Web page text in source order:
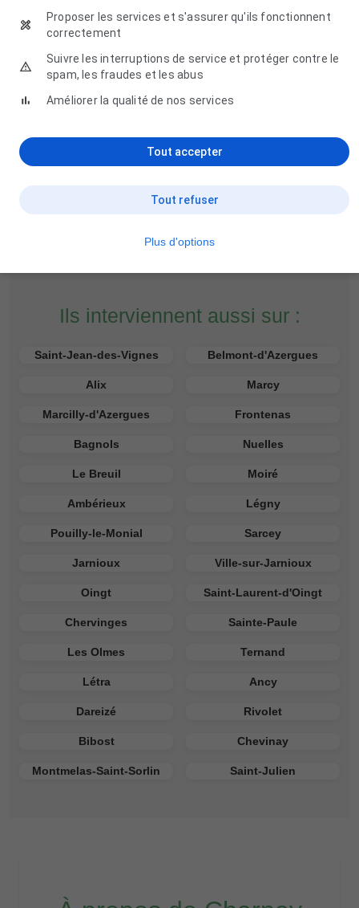
Espace Sérénité
45 Avenue des Lilas, 69380 Charnay
Ils interviennent aussi sur :
Saint-Jean-des-Vignes Belmont-d'Azergues
Alix Marcy
Marcilly-d'Azergues Frontenas
Bagnols Nuelles
Le Breuil Moiré
Ambérieux Légny
Pouilly-le-Monial Sarcey
Jarnioux Ville-sur-Jarnioux
Oingt Saint-Laurent-d'Oingt
Chervinges Sainte-Paule
Les Olmes Ternand
Létra Ancy
Dareizé Rivolet
Bibost Chevinay
Montmelas-Saint-Sorlin Saint-Julien
Proposer les services et s'assurer qu'ils fonctionnent
correctement
Suivre les interruptions de service et protéger contre le
spam, les fraudes et les abus
Améliorer la qualité de nos services
Tout refuser
Tout accepter
Plus d'options